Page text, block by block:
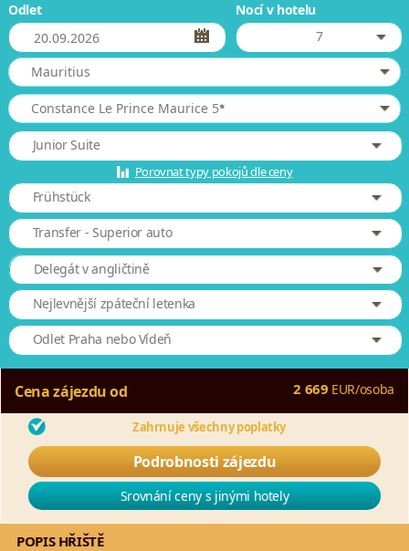
Odlet
Nocí v hotelu
7
Mauritius
Constance Le Prince Maurice 5*
Junior Suite
Porovnat typy pokojů dle ceny
Frühstück
Transfer - Superior auto
Delegát v angličtině
Nejlevnější zpáteční letenka
Odlet Praha nebo Vídeň
Cena zájezdu od 2 669 EUR/osoba
Zahrnuje všechny poplatky
Podrobnosti zájezdu
Srovnání ceny s jinými hotely
POPIS HŘIŠTĚ